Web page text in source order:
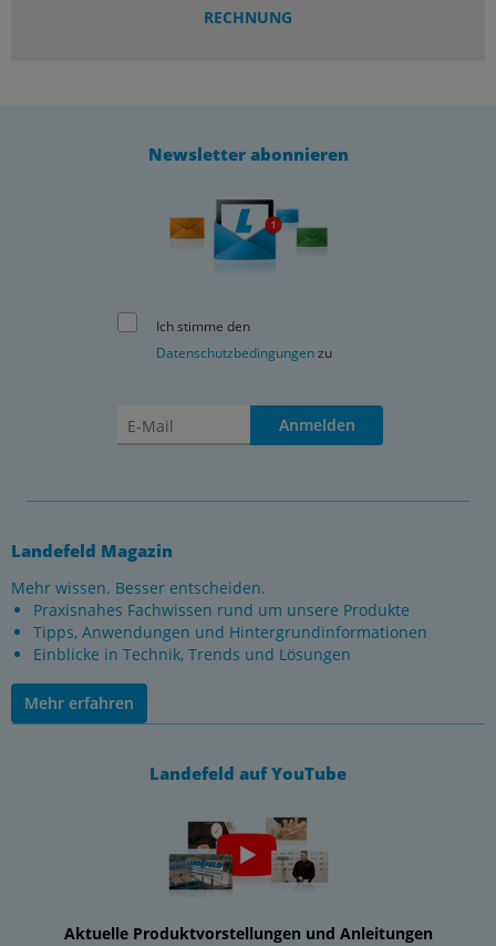
RECHNUNG
Newsletter abonnieren
Ich stimme den
Datenschutzbedingungenzu
Anmelden
Landefeld Magazin
Mehr wissen. Besser entscheiden.
Praxisnahes Fachwissen rund um unsere Produkte
Tipps, Anwendungen und Hintergrundinformationen
Einblicke in Technik, Trends und Lösungen
Mehr erfahren
Landefeld auf YouTube
Aktuelle Produktvorstellungen und Anleitungen